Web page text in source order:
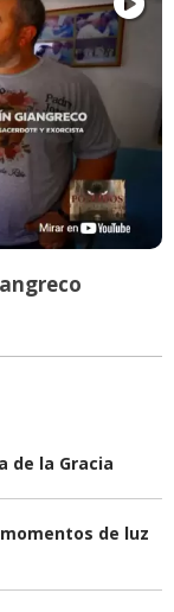
de la Gracia
de luz